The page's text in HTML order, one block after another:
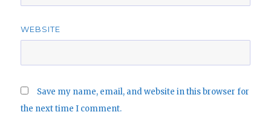
WEBSITE
Save my name, email, and website in this browser for
the next time I comment.